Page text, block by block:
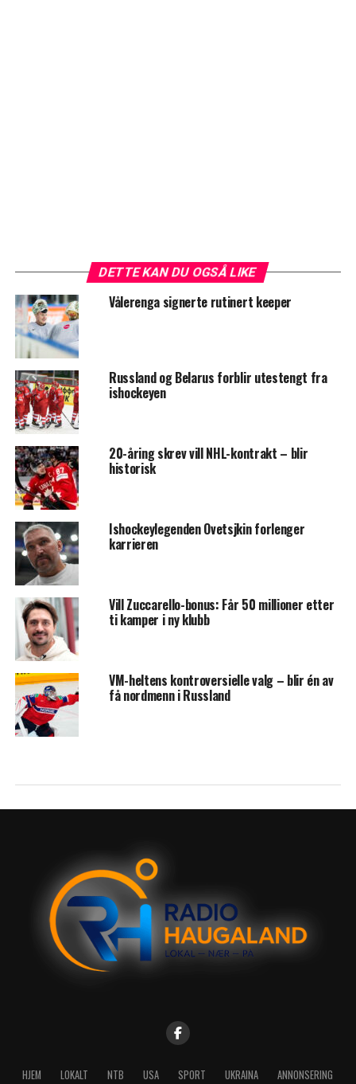
DETTE KAN DU OGSÅ LIKE
Vålerenga signerte rutinert keeper
Russland og Belarus forblir utestengt fra
ishockeyen
20-åring skrev vill NHL-kontrakt – blir
historisk
Ishockeylegenden Ovetsjkin forlenger
karrieren
Vill Zuccarello-bonus: Får 50 millioner etter
ti kamper i ny klubb
VM-heltens kontroversielle valg – blir én av
få nordmenn i Russland
HJEM LOKALT NTB USA SPORT UKRAINA ANNONSERING